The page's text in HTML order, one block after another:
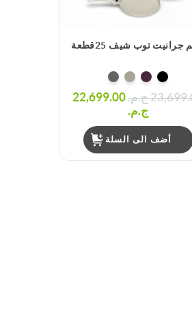
توب شيف 25قطعة
ج.م.‏
22,699.00
ج.م.‏
أضف الى السلة